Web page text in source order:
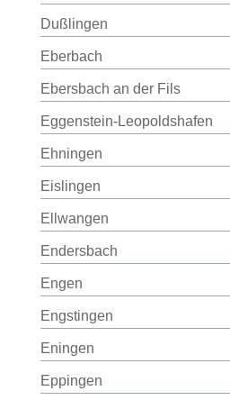
Dußlingen
Eberbach
Ebersbach an der Fils
Eggenstein-Leopoldshafen
Ehningen
Eislingen
Ellwangen
Endersbach
Engen
Engstingen
Eningen
Eppingen